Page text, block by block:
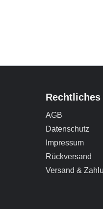
Rechtliches
AGB
Datenschutz
Impressum
Rückversand
Versand &